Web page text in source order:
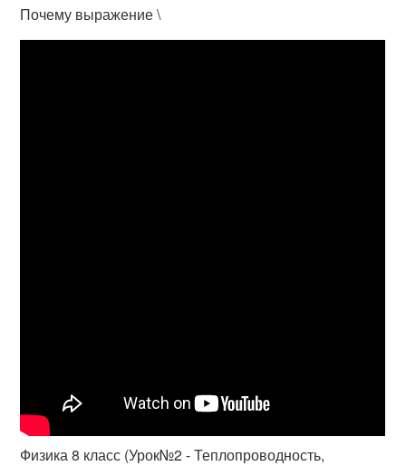
Почему выражение \
Физика 8 класс (Урок№2 - Теплопроводность,